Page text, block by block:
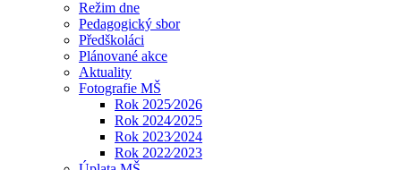
Režim dne
Pedagogický sbor
Předškoláci
Plánované akce
Aktuality
Fotografie MŠ
Rok 2025⁄2026
Rok 2024⁄2025
Rok 2023⁄2024
Rok 2022⁄2023